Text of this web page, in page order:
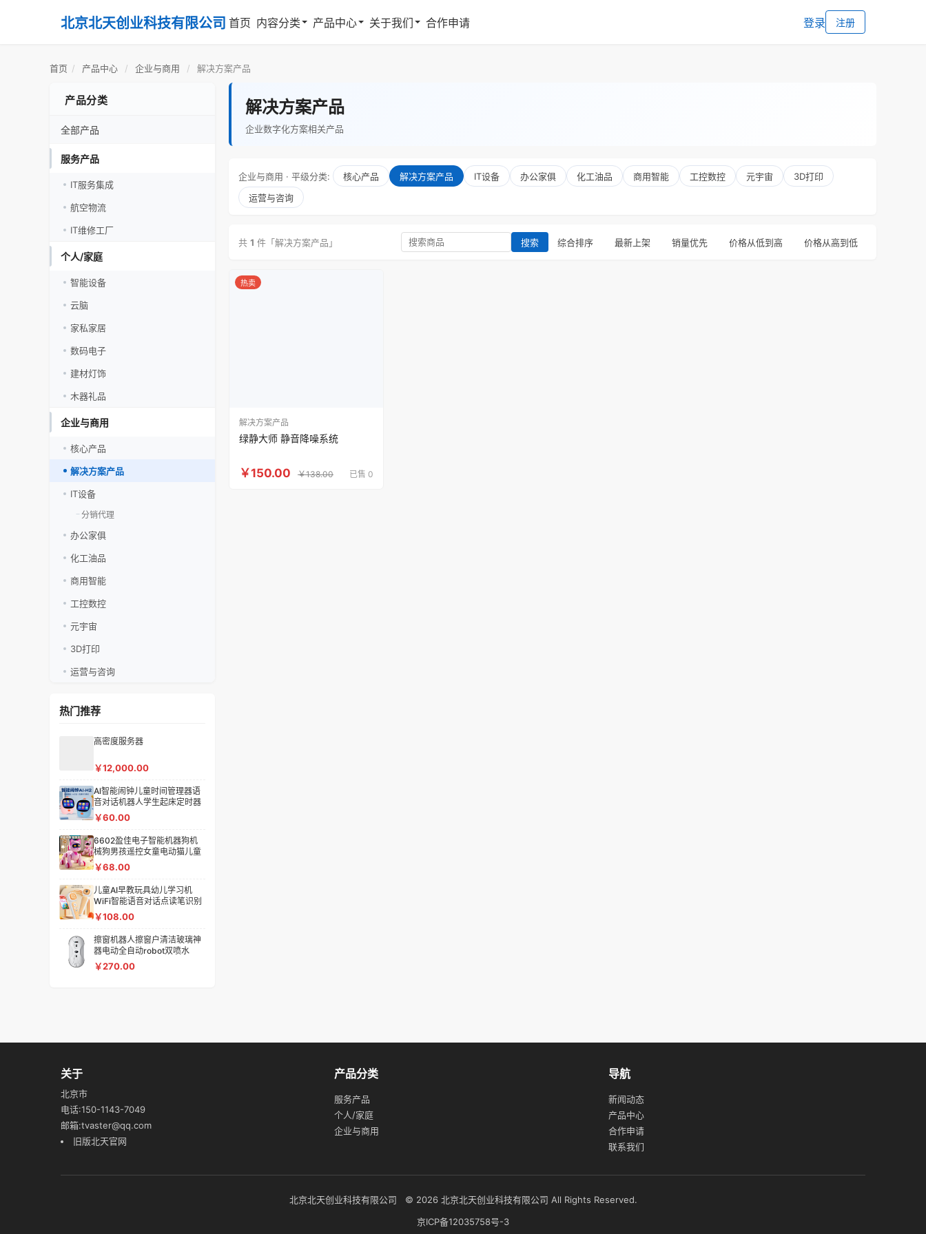
北京北天创业科技有限公司 首页 内容分类 产品中心 关于我们 合作申请 登录 注册
首页 / 产品中心 / 企业与商用 / 解决方案产品
产品分类
全部产品
服务产品
IT服务集成
航空物流
IT维修工厂
个人/家庭
智能设备
云脑
家私家居
数码电子
建材灯饰
木器礼品
企业与商用
核心产品
解决方案产品
IT设备
分销代理
办公家俱
化工油品
商用智能
工控数控
元宇宙
3D打印
运营与咨询
热门推荐
高密度服务器
￥12,000.00
Al智能闹钟儿童时间管理器语
音对话机器人学生起床定时器
益智玩具
￥60.00
6602盈佳电子智能机器狗机
械狗男孩遥控女童电动猫儿童
玩具女孩
￥68.00
儿童AI早教玩具幼儿学习机
WiFi智能语音对话点读笔识别
文字和物体
￥108.00
擦窗机器人擦窗户清洁玻璃神
器电动全自动robot双喷水
￥270.00
解决方案产品
企业数字化方案相关产品
企业与商用 · 平级分类: 核心产品 解决方案产品 IT设备 办公家俱 化工油品 商用智能 工控数控 元宇宙
3D打印
运营与咨询
共 1 件「解决方案产品」 搜索 综合排序 最新上架 销量优先 价格从低到高 价格从高到低
热卖
解决方案产品
绿静大师 静音降噪系统
￥150.00 ￥138.00 已售 0
关于
北京市
电话:150-1143-7049
邮箱:tvaster@qq.com
旧版北天官网
产品分类
服务产品
个人/家庭
企业与商用
导航
新闻动态
产品中心
合作申请
联系我们
北京北天创业科技有限公司 © 2026 北京北天创业科技有限公司 All Rights Reserved.
京ICP备12035758号-3